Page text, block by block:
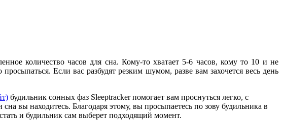
количество часов для сна. Кому-то хватает 5-6 часов, кому то 10 и не
Если вас разбудят резким шумом, разве вам захочется весь день
будильник сонных фаз Sleeptracker помогает вам проснуться легко, с
вы находитесь. Благодаря этому, вы просыпаетесь по зову будильника в
и будильник сам выберет подходящий момент.